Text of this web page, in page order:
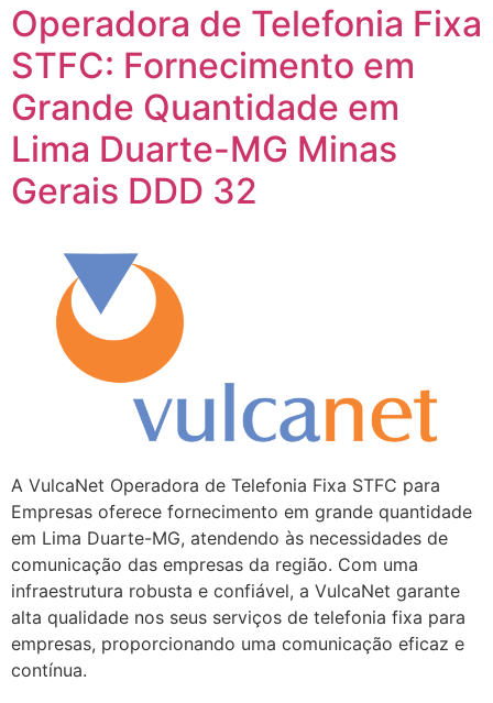
Operadora de Telefonia Fixa
STFC: Fornecimento em
Grande Quantidade em
Lima Duarte-MG Minas
Gerais DDD 32
A VulcaNet Operadora de Telefonia Fixa STFC para
Empresas oferece fornecimento em grande quantidade
em Lima Duarte-MG, atendendo às necessidades de
comunicação das empresas da região. Com uma
infraestrutura robusta e confiável, a VulcaNet garante
alta qualidade nos seus serviços de telefonia fixa para
empresas, proporcionando uma comunicação eficaz e
contínua.